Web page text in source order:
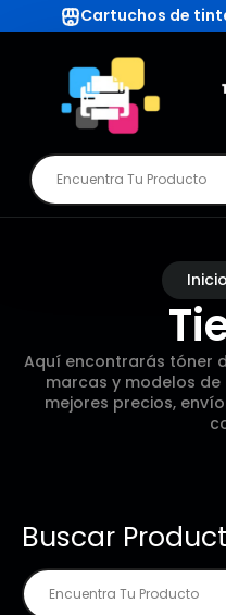
Cartuchos de
Aquí encontrarás tóner
marcas y modelos
mejores precios,
Buscar